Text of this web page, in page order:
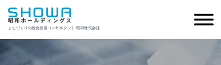
まちづくりの総合技術コンサルタント 昭和株式会社